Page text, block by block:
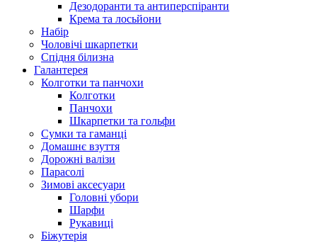
Дезодоранти та антиперспіранти
Крема та лосьйони
Набір
Чоловічі шкарпетки
Спідня білизна
Галантерея
Колготки та панчохи
Колготки
Панчохи
Шкарпетки та гольфи
Сумки та гаманці
Домашнє взуття
Дорожні валізи
Парасолі
Зимові аксесуари
Головні убори
Шарфи
Рукавиці
Біжутерія